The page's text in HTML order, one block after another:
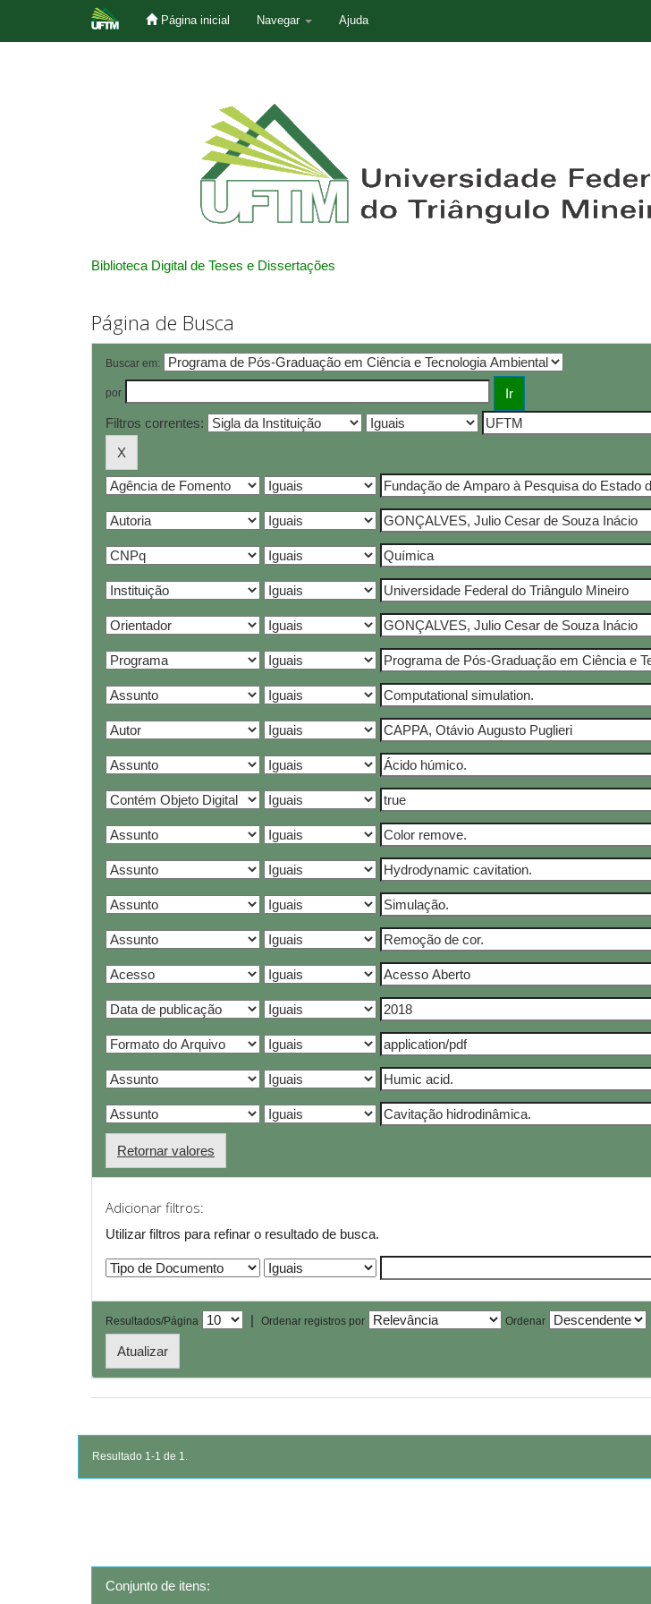
Página inicial Navegar Ajuda
Biblioteca Digital de Teses e Dissertações
Página de Busca
Buscar em:
por
Filtros correntes:
Retornar valores
Adicionar filtros:
Utilizar filtros para refinar o resultado de busca.
Resultados/Página | Ordenar registros por Ordenar
Resultado 1-1 de 1.
Conjunto de itens: